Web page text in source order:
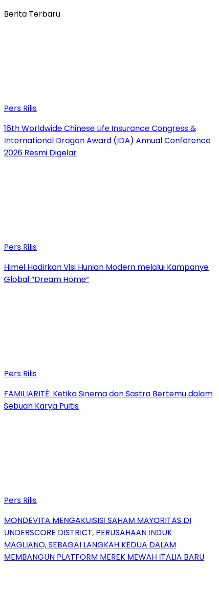
Berita Terbaru
Pers Rilis
16th Worldwide Chinese Life Insurance Congress &
International Dragon Award (IDA) Annual Conference
2026 Resmi Digelar
Pers Rilis
Himel Hadirkan Visi Hunian Modern melalui Kampanye
Global “Dream Home”
Pers Rilis
FAMILIARITÉ: Ketika Sinema dan Sastra Bertemu dalam
Sebuah Karya Puitis
Pers Rilis
MONDEVITA MENGAKUISISI SAHAM MAYORITAS DI
UNDERSCORE DISTRICT, PERUSAHAAN INDUK
MAGLIANO, SEBAGAI LANGKAH KEDUA DALAM
MEMBANGUN PLATFORM MEREK MEWAH ITALIA BARU